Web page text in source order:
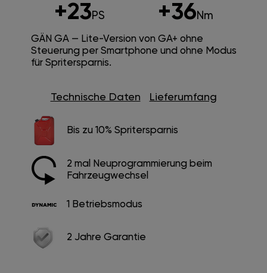
+23PS +36Nm
GÄN GA — Lite-Version von GA+ ohne
Steuerung per Smartphone und ohne Modus
für Spritersparnis.
Technische Daten Lieferumfang
Bis zu 10% Spritersparnis
2 mal Neuprogrammierung beim
Fahrzeugwechsel
1 Betriebsmodus
2 Jahre Garantie